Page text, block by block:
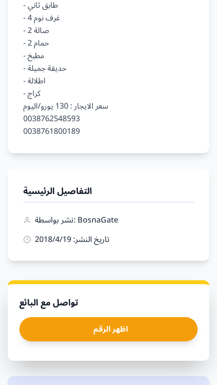
- طابق ثاني
- 4 غرف نوم
- 2 صالة
- 2 حمام
- مطبخ
- حديقة جميلة
- اطلالة
- كراج
سعر الايجار : 130 يورو/اليوم
0038762548593
التفاصيل الرئيسية
نشر بواسطة: BosnaGate
تاريخ النشر: 19‏/4‏/2018
تواصل مع البائع
اظهر الرقم